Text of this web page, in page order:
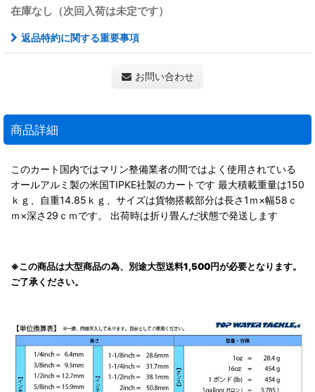
在庫なし（次回入荷は未定です）
返品特約に関する重要事項
お問い合わせ
商品詳細
このカート国内ではマリン整備業者の間ではよく使用されている
オールアルミ製の米国TIPKE社製のカートです 最大積載重量は150
ｋｇ、自重14.85ｋｇ、サイズは貨物搭載部分は長さ1ｍ×幅58ｃ
ｍ×深さ29ｃｍです。 出荷時は折り畳んだ状態で発送します
※この商品は大型商品の為、別途大型送料1,500円が必要となります。
ご了承ください。